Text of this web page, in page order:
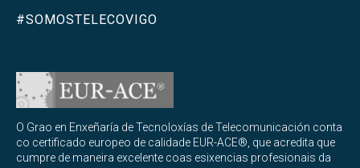
#SOMOSTELECOVIGO
O Grao en Enxeñaría de Tecnoloxías de Telecomunicación conta
co certificado europeo de calidade EUR-ACE®, que acredita que
cumpre de maneira excelente coas esixencias profesionais da